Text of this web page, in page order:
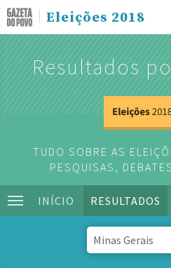
Eleições 2018
Resultados
TUDO SOBRE AS
PESQUISAS,
INÍCIO RESULTADOS